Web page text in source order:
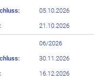
05.10.2026
21.10.2026
06/2026
30.11.2026
16.12.2026